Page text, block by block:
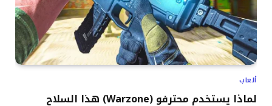
ألعاب
لماذا يستخدم محترفو (Warzone) هذا السلاح